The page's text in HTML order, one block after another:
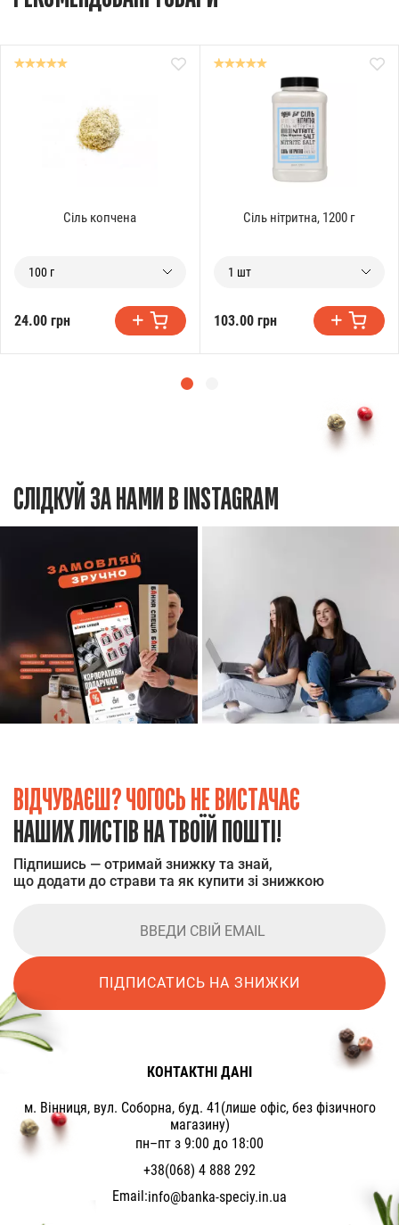
Сіль копчена
100 г
24.00 грн
Сіль нітритна, 1200 г
1 шт
103.00 грн
СЛІДКУЙ ЗА НАМИ В INSTAGRAM
ВІДЧУВАЄШ? ЧОГОСЬ НЕ ВИСТАЧАЄ
НАШИХ ЛИСТІВ НА ТВОЇЙ ПОШТІ!
Підпишись — отримай знижку та знай,
що додати до страви та як купити зі знижкою
ПІДПИСАТИСЬ НА ЗНИЖКИ
КОНТАКТНІ ДАНІ
м. Вінниця, вул. Соборна, буд. 41(лише офіс, без фізичного
магазину)
пн–пт з 9:00 до 18:00
+38(068) 4 888 292
Email:info@banka-speciy.in.ua